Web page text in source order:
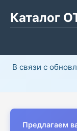
Каталог
В связи с
Предлагаем